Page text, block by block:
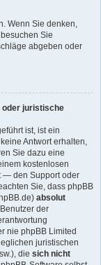
Wenn Sie denken,
Sie
abgeben oder
oder juristische
ist, ist ein
Antwort erhalten,
Sie dazu eine
kostenlosen
— den Support oder
Sie, dass phpBB
absolut
der
nie phpBB Limited
juristischen
die sich nicht